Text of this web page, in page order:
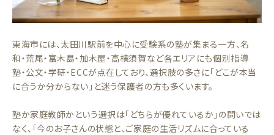
東海市には、太田川駅前を中心に受験系の塾が集まる一方、名
和・荒尾・富木島・加木屋・高横須賀など各エリアにも個別指導
塾・公文・学研・ECCが点在しており、選択肢の多さに「どこが本当
に合うか分からない」と迷う保護者の方も多くいます。
塾か家庭教師かという選択は「どちらが優れているか」の問いでは
なく、「今のお子さんの状態と、ご家庭の生活リズムに合っている